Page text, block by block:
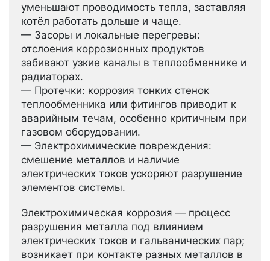
уменьшают проводимость тепла, заставляя
котёл работать дольше и чаще.
— Засоры и локальные перегревы:
отслоения коррозионных продуктов
забивают узкие каналы в теплообменнике и
радиаторах.
— Протечки: коррозия тонких стенок
теплообменника или фитингов приводит к
аварийным течам, особенно критичным при
газовом оборудовании.
— Электрохимические повреждения:
смешение металлов и наличие
электрических токов ускоряют разрушение
элементов системы.
Электрохимическая коррозия — процесс
разрушения металла под влиянием
электрических токов и гальванических пар;
возникает при контакте разных металлов в